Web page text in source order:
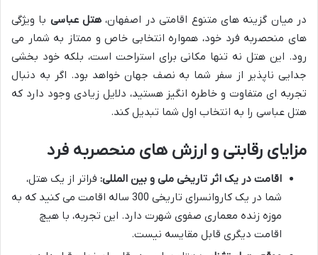
در میان گزینه های متنوع اقامتی در اصفهان، هتل عباسی با ویژگی
های منحصربه فرد خود، همواره انتخابی خاص و ممتاز به شمار می
رود. این هتل نه تنها مکانی برای استراحت است، بلکه خود بخشی
جدایی ناپذیر از سفر شما به نصف جهان خواهد بود. اگر به دنبال
تجربه ای متفاوت و خاطره انگیز هستید، دلایل زیادی وجود دارد که
هتل عباسی را به انتخاب اول شما تبدیل کند.
مزایای رقابتی و ارزش های منحصربه فرد
اقامت در یک اثر تاریخی ملی و بین المللی: فراتر از یک هتل،
شما در یک کاروانسرای تاریخی 300 ساله اقامت می کنید که به
موزه زنده معماری صفوی شهرت دارد. این تجربه، با هیچ
اقامت دیگری قابل مقایسه نیست.